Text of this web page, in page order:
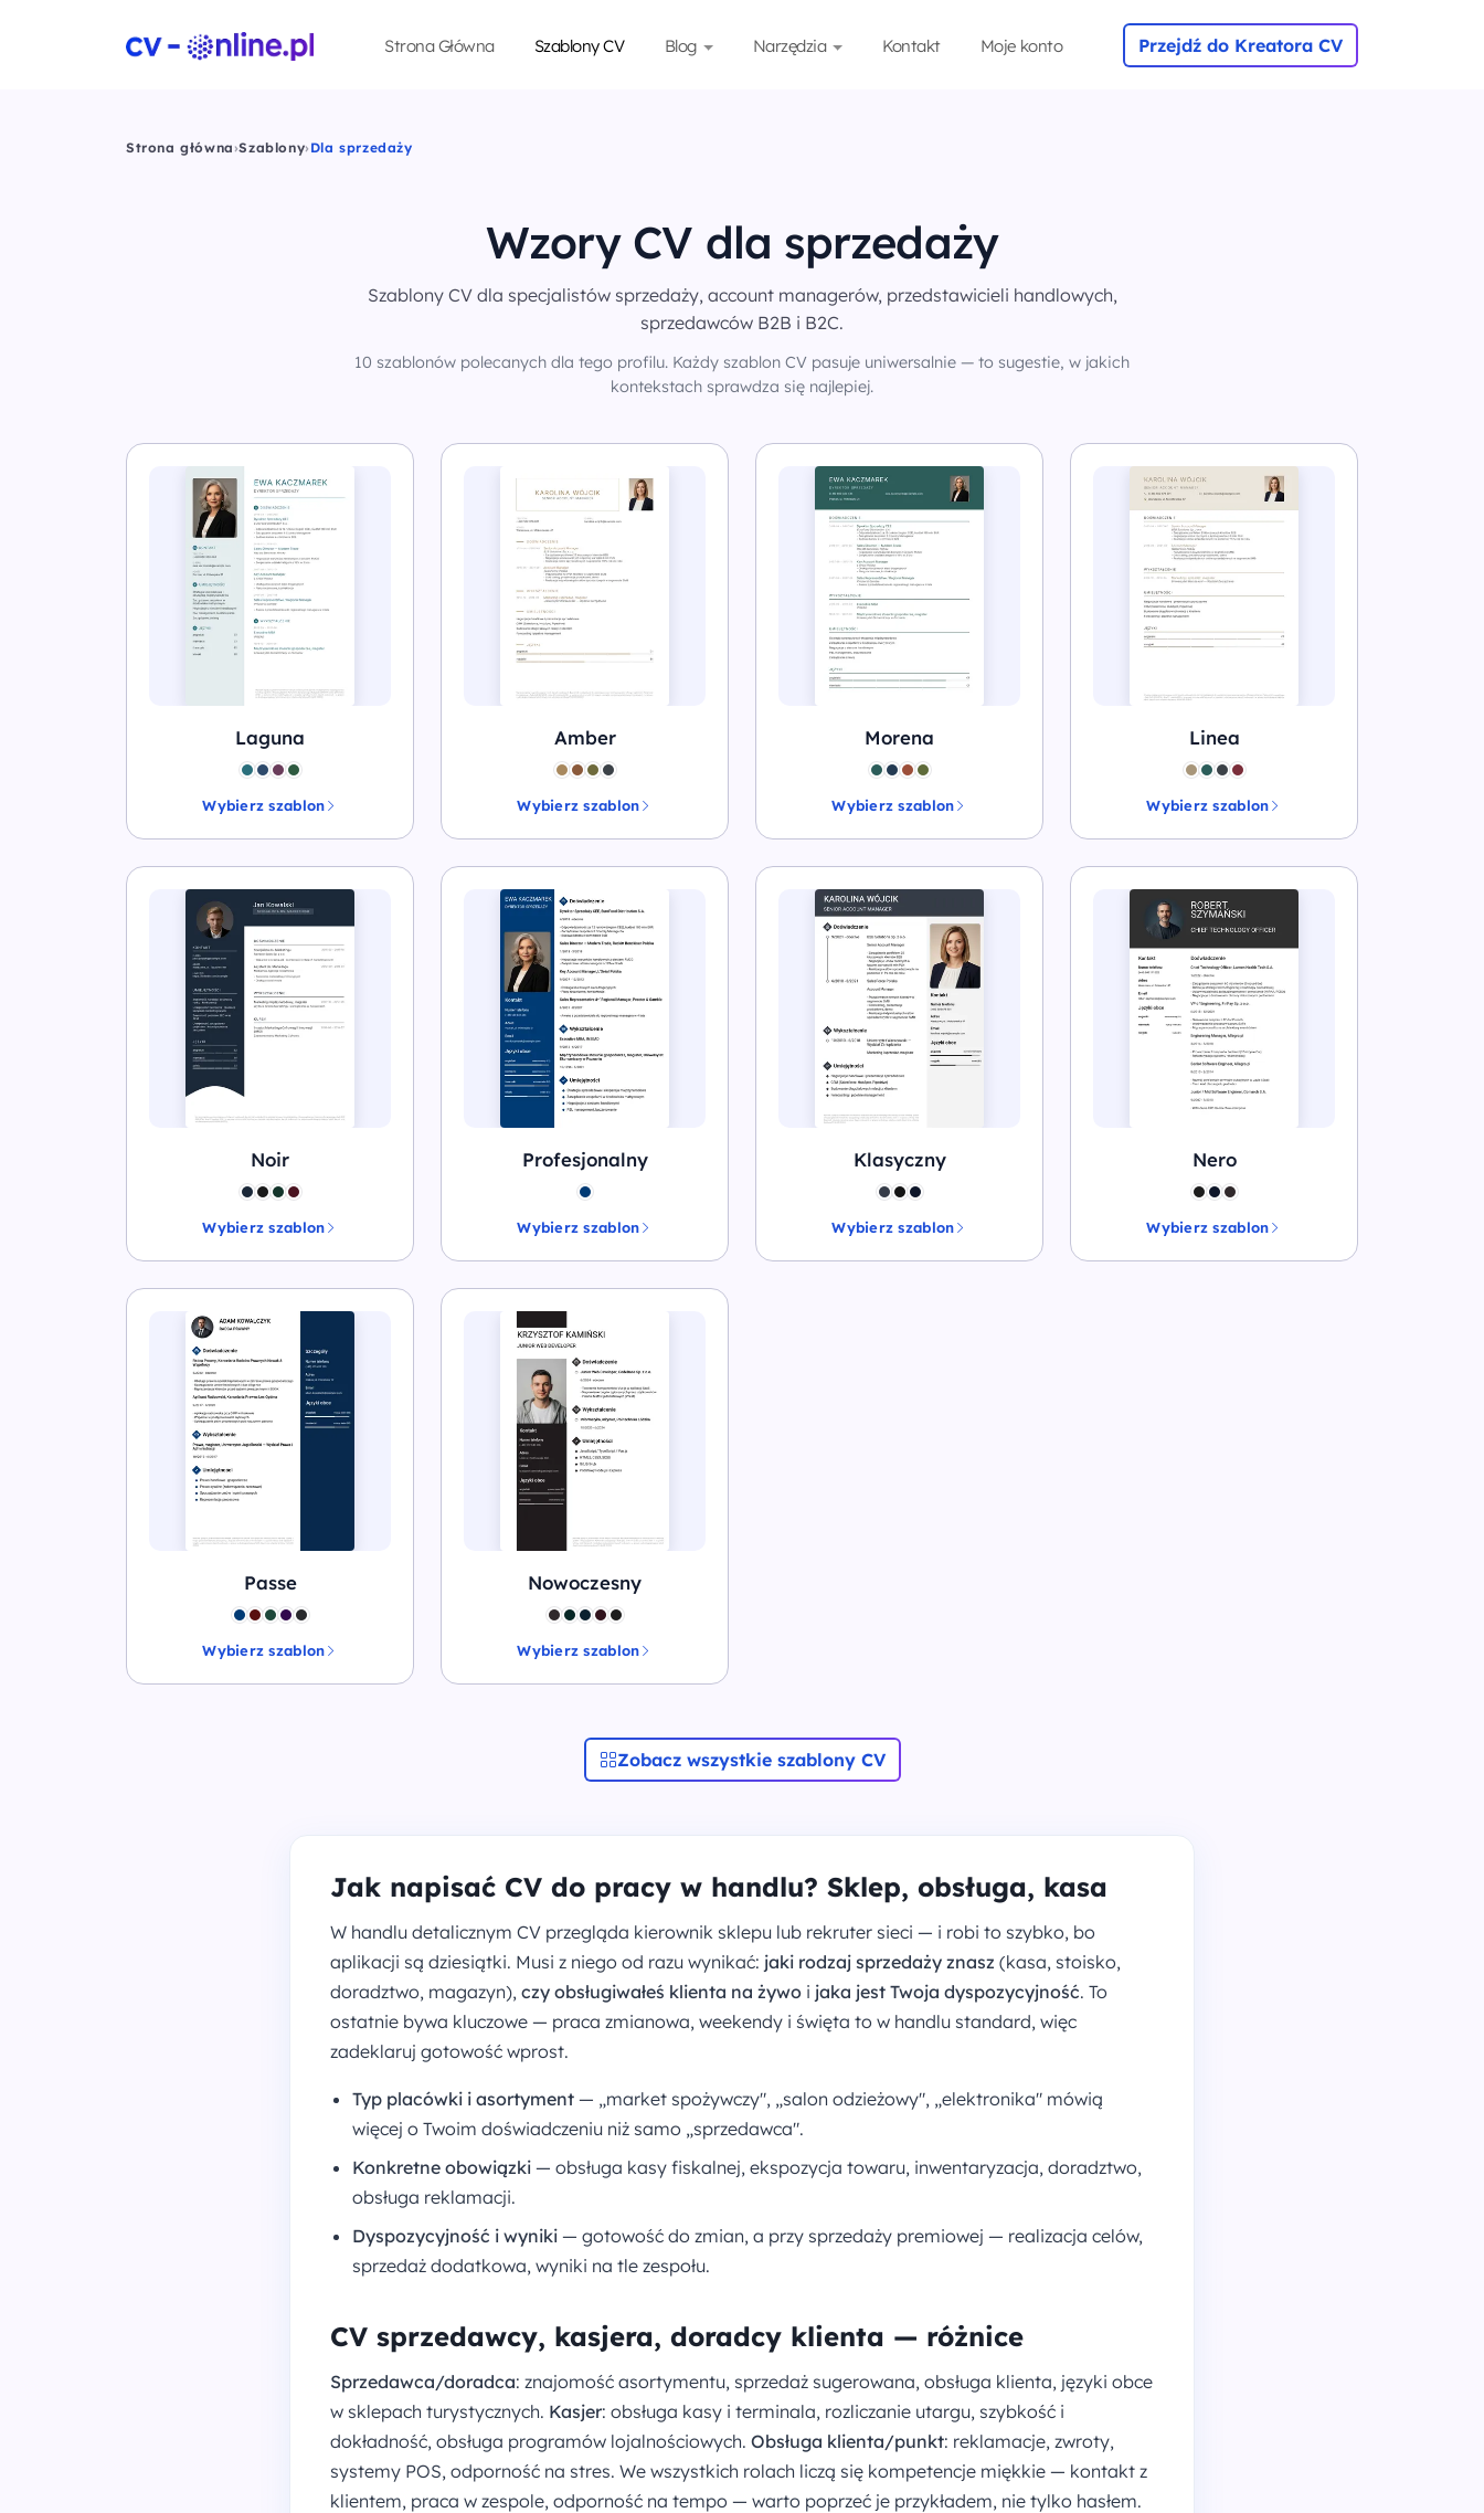
Strona Główna Szablony CV Blog Narzędzia Kontakt Moje konto Przejdź do Kreatora CV
Strona główna›Szablony› Dla sprzedaży
Wzory CV dla sprzedaży
Szablony CV dla specjalistów sprzedaży, account managerów, przedstawicieli handlowych,
sprzedawców B2B i B2C.
10 szablonów polecanych dla tego profilu. Każdy szablon CV pasuje uniwersalnie — to sugestie, w jakich
kontekstach sprawdza się najlepiej.
Laguna
Wybierz szablon
Amber
Wybierz szablon
Morena
Wybierz szablon
Linea
Wybierz szablon
Noir
Wybierz szablon
Profesjonalny
Wybierz szablon
Klasyczny
Wybierz szablon
Nero
Wybierz szablon
Passe
Wybierz szablon
Nowoczesny
Wybierz szablon
Zobacz wszystkie szablony CV
Jak napisać CV do pracy w handlu? Sklep, obsługa, kasa
W handlu detalicznym CV przegląda kierownik sklepu lub rekruter sieci — i robi to szybko, bo
aplikacji są dziesiątki. Musi z niego od razu wynikać: jaki rodzaj sprzedaży znasz (kasa, stoisko,
doradztwo, magazyn), czy obsługiwałeś klienta na żywo i jaka jest Twoja dyspozycyjność. To
ostatnie bywa kluczowe — praca zmianowa, weekendy i święta to w handlu standard, więc
zadeklaruj gotowość wprost.
Typ placówki i asortyment — „market spożywczy", „salon odzieżowy", „elektronika" mówią
więcej o Twoim doświadczeniu niż samo „sprzedawca".
Konkretne obowiązki — obsługa kasy fiskalnej, ekspozycja towaru, inwentaryzacja, doradztwo,
obsługa reklamacji.
Dyspozycyjność i wyniki — gotowość do zmian, a przy sprzedaży premiowej — realizacja celów,
sprzedaż dodatkowa, wyniki na tle zespołu.
CV sprzedawcy, kasjera, doradcy klienta — różnice
Sprzedawca/doradca: znajomość asortymentu, sprzedaż sugerowana, obsługa klienta, języki obce
w sklepach turystycznych. Kasjer: obsługa kasy i terminala, rozliczanie utargu, szybkość i
dokładność, obsługa programów lojalnościowych. Obsługa klienta/punkt: reklamacje, zwroty,
systemy POS, odporność na stres. We wszystkich rolach liczą się kompetencje miękkie — kontakt z
klientem, praca w zespole, odporność na tempo — warto poprzeć je przykładem, nie tylko hasłem.